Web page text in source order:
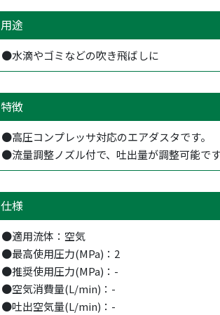
用途
●水滴やゴミなどの吹き飛ばしに
特徴
●高圧コンプレッサ対応のエアダスタです。
●流量調整ノズル付で、吐出量が調整可能で
仕様
●適用流体：空気
●最高使用圧力(MPa)：2
●推奨使用圧力(MPa)：-
●空気消費量(L/min)：-
●吐出空気量(L/min)：-